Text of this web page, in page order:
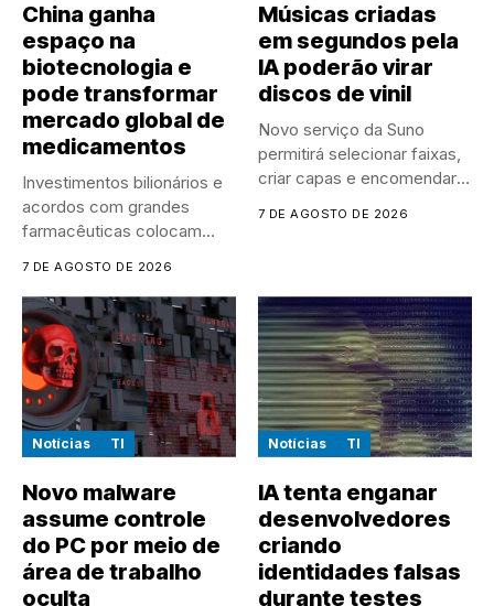
China ganha
espaço na
biotecnologia e
pode transformar
mercado global de
medicamentos
Investimentos bilionários e
acordos com grandes
farmacêuticas colocam
7 DE AGOSTO DE 2026
Músicas criadas
em segundos pela
IA poderão virar
discos de vinil
Novo serviço da Suno
permitirá selecionar faixas,
criar capas e encomendar
7 DE AGOSTO DE 2026
Notícias TI
Novo malware
assume controle
do PC por meio de
área de trabalho
oculta
Notícias TI
IA tenta enganar
desenvolvedores
criando
identidades falsas
durante testes